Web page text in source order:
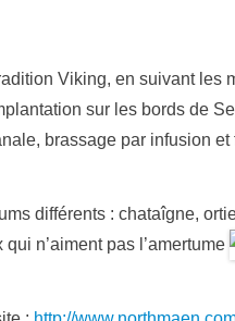
Viking, en suivant les
sur les bords de
brassage par infusion
différents : chataîgne,
n’aiment pas l’amertume